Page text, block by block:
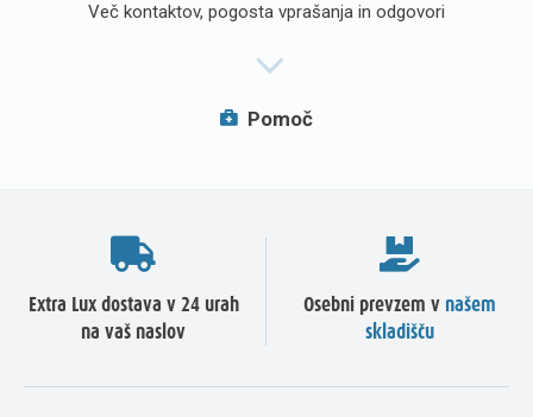
Več kontaktov, pogosta vprašanja in odgovori
Pomoč
Extra Lux dostava v 24 urah
na vaš naslov
Osebni prevzem v našem
skladišču